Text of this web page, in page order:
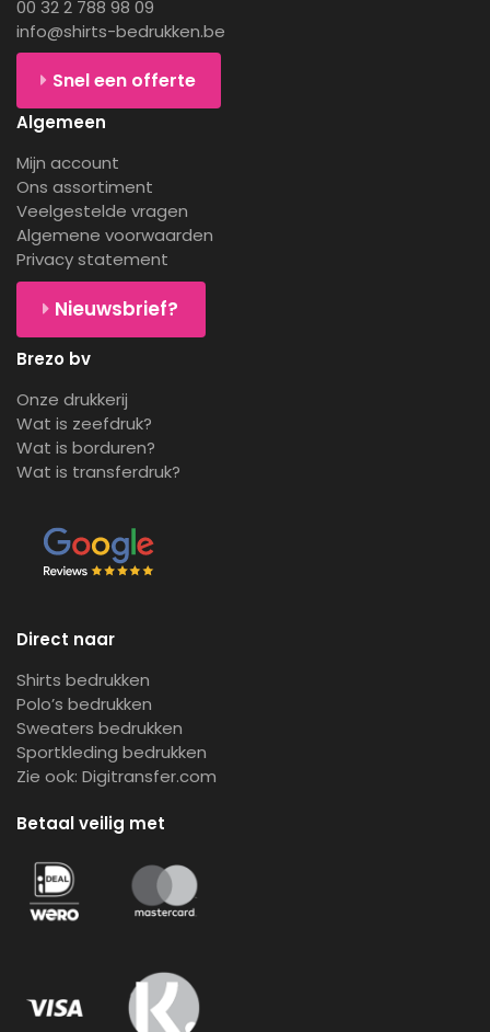
00 32 2 788 98 09
info@shirts-bedrukken.be
Snel een offerte
Algemeen
Mijn account
Ons assortiment
Veelgestelde vragen
Algemene voorwaarden
Privacy statement
Nieuwsbrief?
Brezo bv
Onze drukkerij
Wat is zeefdruk?
Wat is borduren?
Wat is transferdruk?
Direct naar
Shirts bedrukken
Polo’s bedrukken
Sweaters bedrukken
Sportkleding bedrukken
Zie ook: Digitransfer.com
Betaal veilig met